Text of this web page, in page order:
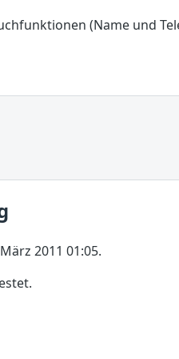
(Name und
2011 01:05.